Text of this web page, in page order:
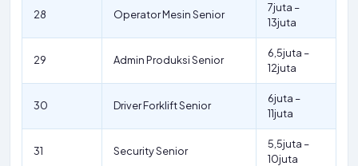
28 Operator Mesin Senior
7juta –
13juta
29 Admin Produksi Senior
6,5juta –
12juta
30 Driver Forklift Senior
6juta –
11juta
31 Security Senior
5,5juta –
10juta